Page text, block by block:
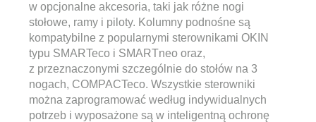
w opcjonalne akcesoria, taki jak różne nogi
stołowe, ramy i piloty. Kolumny podnośne są
kompatybilne z popularnymi sterownikami OKIN
typu SMARTeco i SMARTneo oraz,
z przeznaczonymi szczególnie do stołów na 3
nogach, COMPACTeco. Wszystkie sterowniki
można zaprogramować według indywidualnych
potrzeb i wyposażone są w inteligentną ochronę